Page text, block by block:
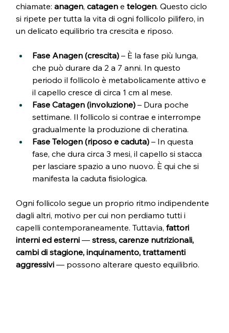
chiamate: anagen, catagen e telogen. Questo ciclo
si ripete per tutta la vita di ogni follicolo pilifero, in
un delicato equilibrio tra crescita e riposo.
Fase Anagen (crescita) – È la fase più lunga,
che può durare da 2 a 7 anni. In questo
periodo il follicolo è metabolicamente attivo e
il capello cresce di circa 1 cm al mese.
Fase Catagen (involuzione) – Dura poche
settimane. Il follicolo si contrae e interrompe
gradualmente la produzione di cheratina.
Fase Telogen (riposo e caduta) – In questa
fase, che dura circa 3 mesi, il capello si stacca
per lasciare spazio a uno nuovo. È qui che si
manifesta la caduta fisiologica.
Ogni follicolo segue un proprio ritmo indipendente
dagli altri, motivo per cui non perdiamo tutti i
capelli contemporaneamente. Tuttavia, fattori
interni ed esterni — stress, carenze nutrizionali,
cambi di stagione, inquinamento, trattamenti
aggressivi — possono alterare questo equilibrio.